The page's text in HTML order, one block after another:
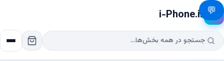
📱
i-Phone.ir 💬